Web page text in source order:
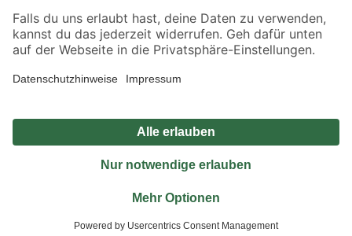
Alle Preisangaben in EUR inkl. gesetzl. MwSt.. Die dargestellten Angebote sind unter
Umständen nicht in allen Märkten verfügbar. Die angegebenen Verfügbarkeiten beziehen
Produkte nur solange der Vorrat reicht.
*Paketversand ab 59 € versandkostenfrei, gilt nicht für Artikel mit Speditionsversand, hier
Privatsphäre Impressum
Nutzungsbedingungen
Widerrufsrecht
Vertrag widerrufen
© 2026 toom Baumarkt GmbH